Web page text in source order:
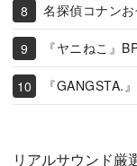
名探偵コナン
『ヤニねこ』
『GANGSTA.
リアルサウンド厳